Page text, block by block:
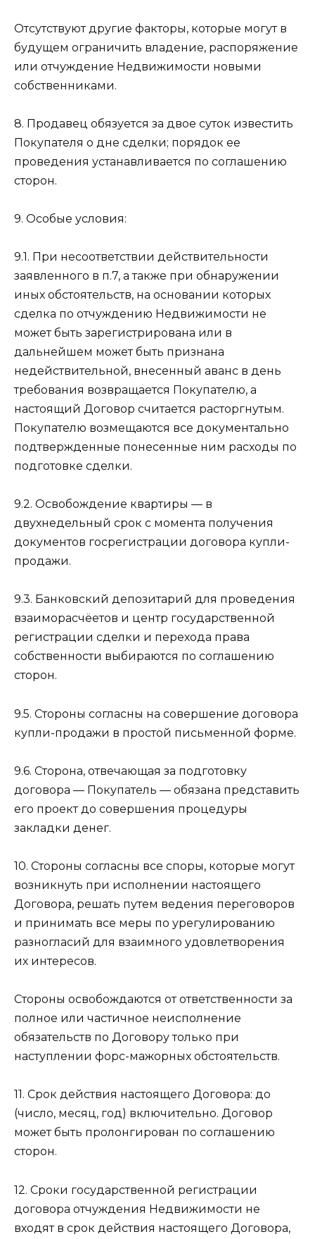
Отсутствуют другие факторы, которые могут в
будущем ограничить владение, распоряжение
или отчуждение Недвижимости новыми
собственниками.
8. Продавец обязуется за двое суток известить
Покупателя о дне сделки; порядок ее
проведения устанавливается по соглашению
сторон.
9. Особые условия:
9.1. При несоответствии действительности
заявленного в п.7, а также при обнаружении
иных обстоятельств, на основании которых
сделка по отчуждению Недвижимости не
может быть зарегистрирована или в
дальнейшем может быть признана
недействительной, внесенный аванс в день
требования возвращается Покупателю, а
настоящий Договор считается расторгнутым.
Покупателю возмещаются все документально
подтвержденные понесенные ним расходы по
подготовке сделки.
9.2. Освобождение квартиры — в
двухнедельный срок с момента получения
документов госрегистрации договора купли-
продажи.
9.3. Банковский депозитарий для проведения
взаиморасчёетов и центр государственной
регистрации сделки и перехода права
собственности выбираются по соглашению
сторон.
9.5. Стороны согласны на совершение договора
купли-продажи в простой письменной форме.
9.6. Сторона, отвечающая за подготовку
договора — Покупатель — обязана представить
его проект до совершения процедуры
закладки денег.
10. Стороны согласны все споры, которые могут
возникнуть при исполнении настоящего
Договора, решать путем ведения переговоров
и принимать все меры по урегулированию
разногласий для взаимного удовлетворения
их интересов.
Стороны освобождаются от ответственности за
полное или частичное неисполнение
обязательств по Договору только при
наступлении форс-мажорных обстоятельств.
11. Срок действия настоящего Договора: до
(число, месяц, год) включительно. Договор
может быть пролонгирован по соглашению
сторон.
12. Сроки государственной регистрации
договора отчуждения Недвижимости не
входят в срок действия настоящего Договора,